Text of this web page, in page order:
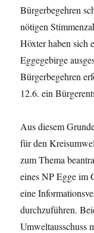
Bürgerbegehren
nötigen
Höxter haben sich
Eggegebirge
Bürgerbegehren
12.6. ein
Aus diesem
für den
zum Thema
eines NP Egge im
eine
durchzuführen.
Umweltausschuss